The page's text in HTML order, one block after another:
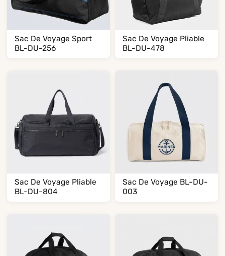
Sac De Voyage Sport
BL-DU-256
Sac De Voyage Pliable
BL-DU-478
Sac De Voyage Pliable
BL-DU-804
Sac De Voyage BL-DU-
003